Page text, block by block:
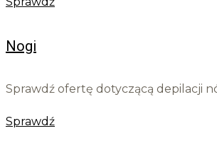
Nogi
Sprawdź ofertę dotyczącą depilacji
Sprawdź